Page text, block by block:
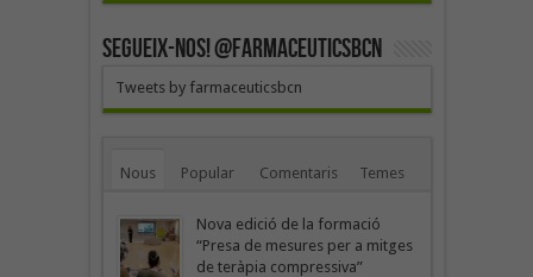
SEGUEIX-NOS! @farmaceuticsbcn
Tweets by farmaceuticsbcn
Nous Popular Comentaris Temes
Nova edició de la formació
“Presa de mesures per a mitges
de teràpia compressiva”